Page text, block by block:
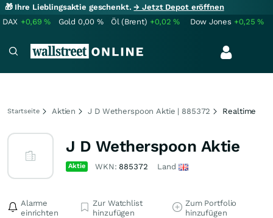
🎁 Ihre Lieblingsaktie geschenkt.→ Jetzt Depot eröffnen
DAX +0,69% Gold 0,00 % Öl (Brent) +0,02% Dow Jones +0,25%
Startseite Aktien J D Wetherspoon Aktie | 885372 Realtime
J D Wetherspoon Aktie
Aktie WKN: 885372 Land
Alarme
einrichten
Zur Watchlist
hinzufügen
Zum Portfolio
hinzufügen